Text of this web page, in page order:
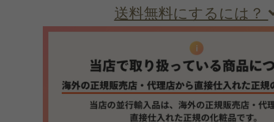
送料無料にするには？